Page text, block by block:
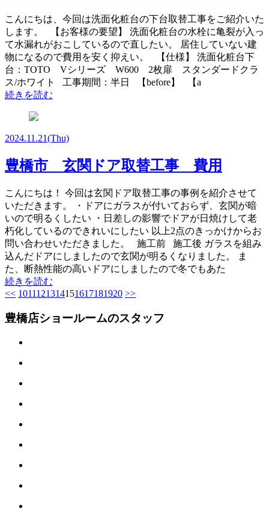
こんにちは、今回は洗面化粧台の下台取替工事をご紹介いた
します。 【お客様の要望】 洗面化粧台の水栓に亀裂が入っ
て水漏れがおこしているので直したい。 居住していない建
物になるので費用を安く抑えい。 【仕様】 洗面化粧台下
台：TOTO Vシリーズ W600 2枚扉 スタンダードクラ
ス/ホワイト 工事期間：半日 【before】 【a
続きを読む
2024.11.21(Thu)
豊橋市 玄関ドア取替工事 費用
こんにちは！ 今回は玄関ドア取替工事の事例を紹介させて
いただきます。 ・ドアにガラスが付いておらず、玄関が暗
いので明るくしたい ・日差しの影響でドアが日焼けして老
朽化しているのできれいにしたい 以上2点のきっかけからお
問い合わせいただきました。 施工前 施工後 ガラスを組み
込んだドアにしましたので玄関が明るくなりました。 ま
た、断熱性能の高いドアにしましたので冬でもあた
続きを読む
<< 1011121314151617181920 >>
豊橋店ショールームのスタッフ